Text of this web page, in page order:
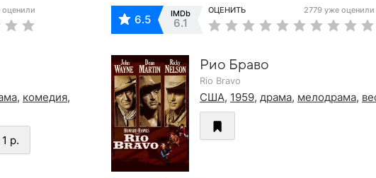
6.5 IMDb
6.1
ОЦЕНИТЬ 2779 уже оценили
, комедия,
р.
Рио Браво
Rio Bravo
США, 1959, драма, мелодрама,